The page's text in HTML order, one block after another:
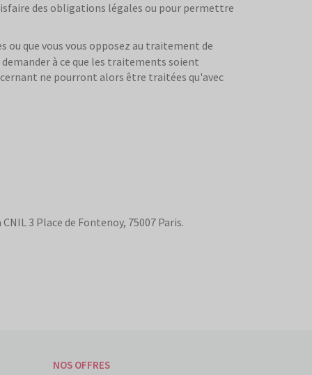
des obligations légales ou pour permettre
que vous vous opposez au traitement de
à ce que les traitements soient
ne pourront alors être traitées qu'avec
3 Place de Fontenoy, 75007 Paris.
NOS OFFRES